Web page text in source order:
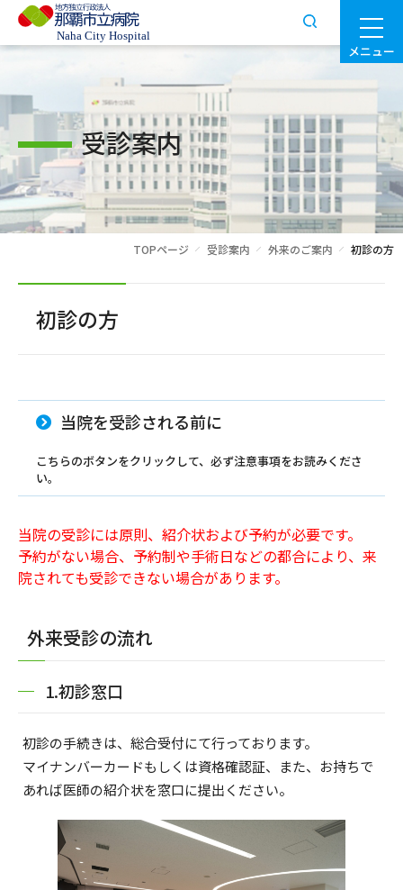
メニュー
受診案内
TOPページ 受診案内 外来のご案内 初診の方
初診の方
当院を受診される前に
こちらのボタンをクリックして、必ず注意事項をお読みくださ
い。
当院の受診には原則、紹介状および予約が必要です。
予約がない場合、予約制や手術日などの都合により、来
院されても受診できない場合があります。
外来受診の流れ
1.初診窓口
初診の手続きは、総合受付にて行っております。
マイナンバーカードもしくは資格確認証、また、お持ちで
あれば医師の紹介状を窓口に提出ください。